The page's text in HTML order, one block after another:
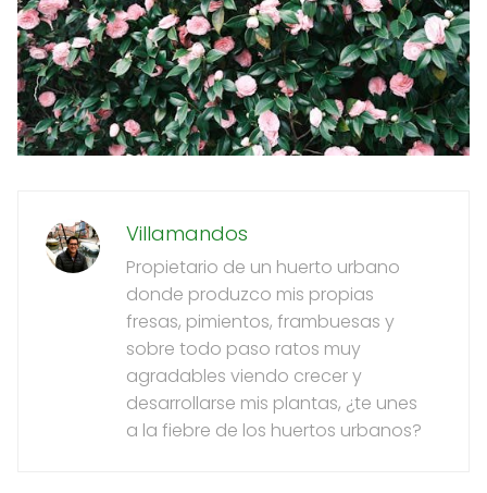
Villamandos
Propietario de un huerto urbano
donde produzco mis propias
fresas, pimientos, frambuesas y
sobre todo paso ratos muy
agradables viendo crecer y
desarrollarse mis plantas, ¿te unes
a la fiebre de los huertos urbanos?